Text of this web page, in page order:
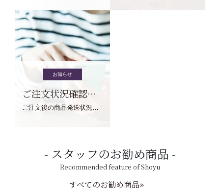
お知らせ
ご注文状況確認について
ご注文後の商品発送状況については、こちらからご確認くださいませ。
スタッフのお勧め商品
Recommended feature of Shoyu
すべてのお勧め商品»